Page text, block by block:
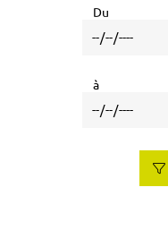
Du
à